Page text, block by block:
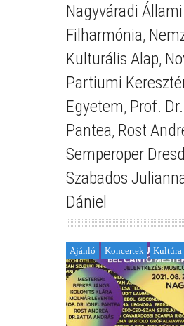
Nagyváradi Állami
Filharmónia,
Kulturális Alap,
Partiumi
Egyetem, Prof.
Pantea, Rost
Semperoper
Szabados
Dániel
Ajánló Koncertek Kultúra